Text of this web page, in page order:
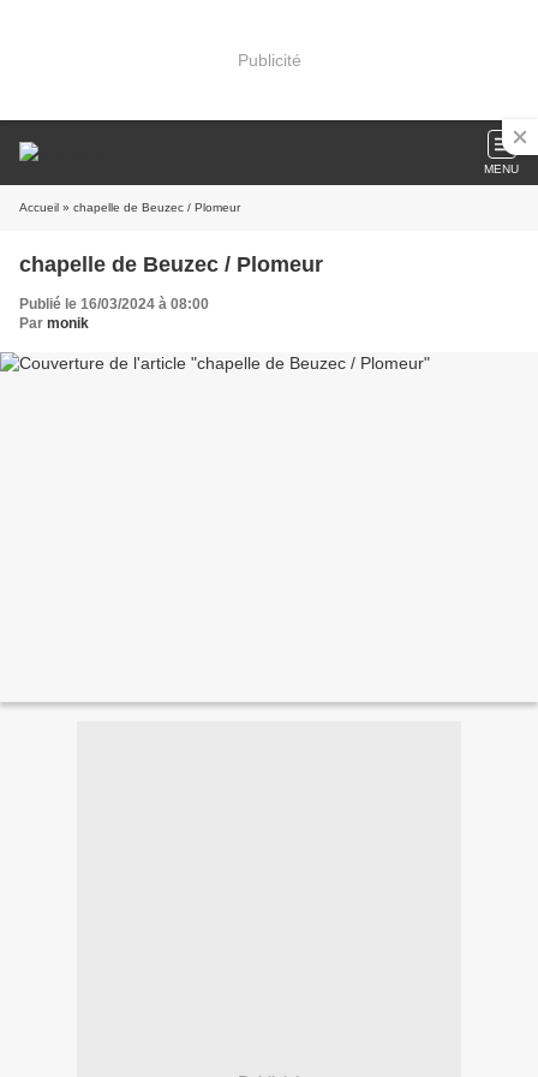
Publicité
MENU
Accueil » chapelle de Beuzec / Plomeur
chapelle de Beuzec / Plomeur
Publié le 16/03/2024 à 08:00
Par monik